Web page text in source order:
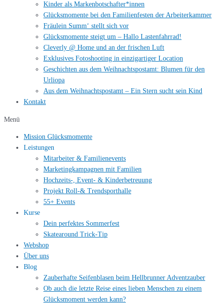
Kinder als Markenbotschafter*innen
Glücksmomente bei den Familienfesten der Arbeiterkammer
Fräulein Summ‘ stellt sich vor
Glücksmomente steigt um – Hallo Lastenfahrrad!
Cleverly @ Home und an der frischen Luft
Exklusives Fotoshooting in einzigartiger Location
Geschichten aus dem Weihnachtspostamt: Blumen für den
Urliopa
Aus dem Weihnachtspostamt – Ein Stern sucht sein Kind
Kontakt
Menü
Mission Glücksmomente
Leistungen
Mitarbeiter & Familienevents
Marketingkampagnen mit Familien
Hochzeits-, Event- & Kinderbetreuung
Projekt Roll-& Trendsporthalle
55+ Events
Kurse
Dein perfektes Sommerfest
Skatearound Trick-Tip
Webshop
Über uns
Blog
Zauberhafte Seifenblasen beim Hellbrunner Adventzauber
Ob auch die letzte Reise eines lieben Menschen zu einem
Glücksmoment werden kann?